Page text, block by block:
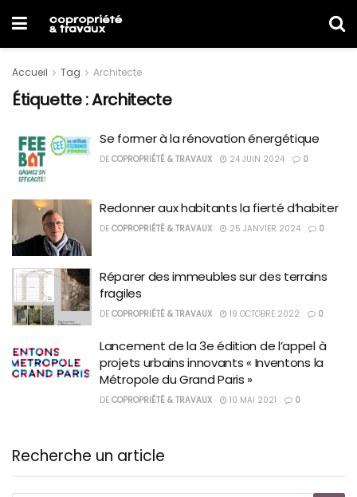
Accueil Tag Architecte
Étiquette :Architecte
Se former à la rénovation énergétique
DE COPROPRIÉTÉ & TRAVAUX 24 JUIN 2024 0
Redonner aux habitants la fierté d’habiter
DE COPROPRIÉTÉ & TRAVAUX 25 JANVIER 2024 0
Réparer des immeubles sur des terrains
fragiles
DE COPROPRIÉTÉ & TRAVAUX 19 OCTOBRE 2022 0
Lancement de la 3e édition de l’appel à
projets urbains innovants « Inventons la
Métropole du Grand Paris »
DE COPROPRIÉTÉ & TRAVAUX 10 MAI 2021 0
Recherche un article